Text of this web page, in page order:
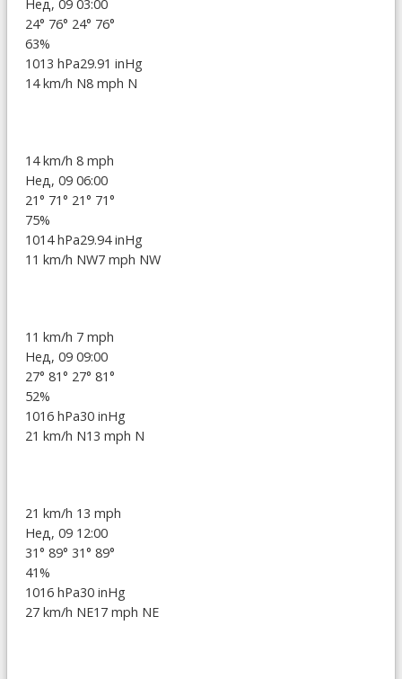
Нед, 09 03:00
24° 76° 24° 76°
63%
1013 hPa29.91 inHg
14 km/h N8 mph N
14 km/h 8 mph
Нед, 09 06:00
21° 71° 21° 71°
75%
1014 hPa29.94 inHg
11 km/h NW7 mph NW
11 km/h 7 mph
Нед, 09 09:00
27° 81° 27° 81°
52%
1016 hPa30 inHg
21 km/h N13 mph N
21 km/h 13 mph
Нед, 09 12:00
31° 89° 31° 89°
41%
1016 hPa30 inHg
27 km/h NE17 mph NE